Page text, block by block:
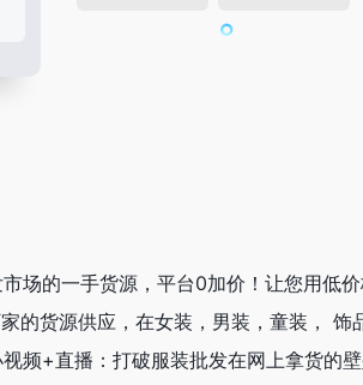
场的一手货源，平台0加价！让您用低
的货源供应，在女装，男装，童装， 饰
频+直播：打破服装批发在网上拿货的